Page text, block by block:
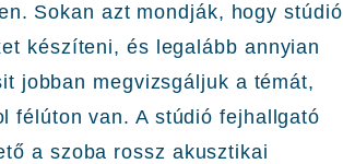
Sokan azt mondják, hogy stúdió
készíteni, és legalább annyian
jobban megvizsgáljuk a témát,
félúton van. A stúdió fejhallgató
a szoba rossz akusztikai